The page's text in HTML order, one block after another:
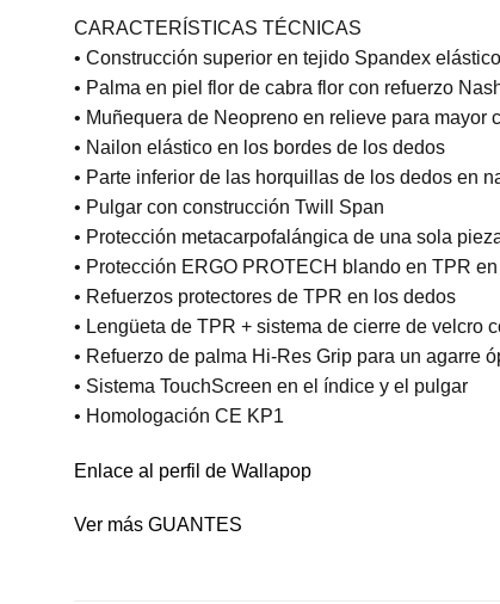
CARACTERÍSTICAS TÉCNICAS
• Construcción superior en tejido Spandex
• Palma en piel flor de cabra flor con refuerzo
• Muñequera de Neopreno en relieve para mayor
• Nailon elástico en los bordes de los dedos
• Parte inferior de las horquillas de los dedos en
• Pulgar con construcción Twill Span
• Protección metacarpofalángica de una sola
• Protección ERGO PROTECH blando en TPR
• Refuerzos protectores de TPR en los dedos
• Lengüeta de TPR + sistema de cierre de velcro
• Refuerzo de palma Hi-Res Grip para un agarre
• Sistema TouchScreen en el índice y el pulgar
• Homologación CE KP1
Enlace al perfil de Wallapop
Ver más GUANTES